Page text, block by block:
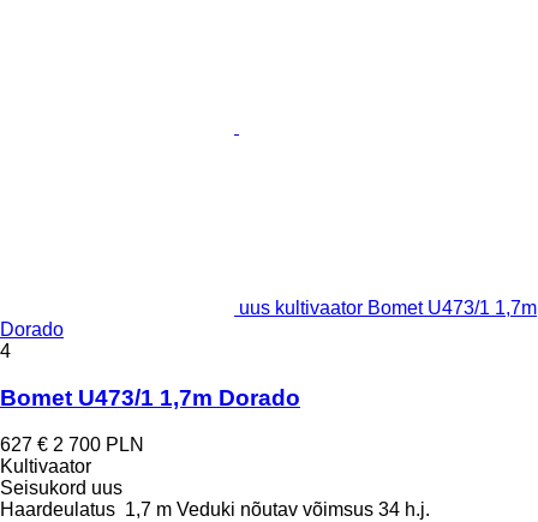
uus kultivaator Bomet U473/1 1,7m
Dorado
4
Bomet U473/1 1,7m Dorado
627 € 2 700 PLN
Kultivaator
Seisukord uus
Haardeulatus 1,7 m Veduki nõutav võimsus 34 h.j.